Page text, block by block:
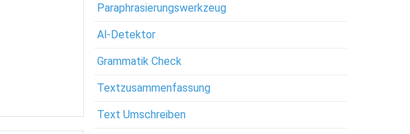
Paraphrasierungswerkzeug
Al-Detektor
Grammatik Check
Textzusammenfassung
Text Umschreiben